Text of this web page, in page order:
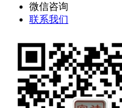
微信咨询
联系我们